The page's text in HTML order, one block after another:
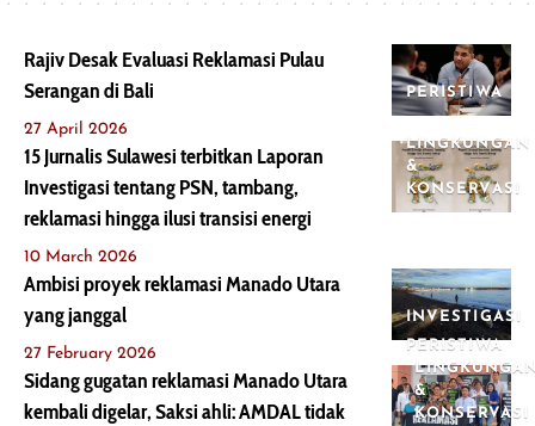
PERISTIWA
Rajiv Desak Evaluasi Reklamasi Pulau
Serangan di Bali
27 April 2026
LINGKUNGAN
&
KONSERVASI
15 Jurnalis Sulawesi terbitkan Laporan
Investigasi tentang PSN, tambang,
reklamasi hingga ilusi transisi energi
10 March 2026
INVESTIGASI
Ambisi proyek reklamasi Manado Utara
yang janggal
27 February 2026
PERISTIWA
&
KONSERVASI
Sidang gugatan reklamasi Manado Utara
kembali digelar, Saksi ahli: AMDAL tidak